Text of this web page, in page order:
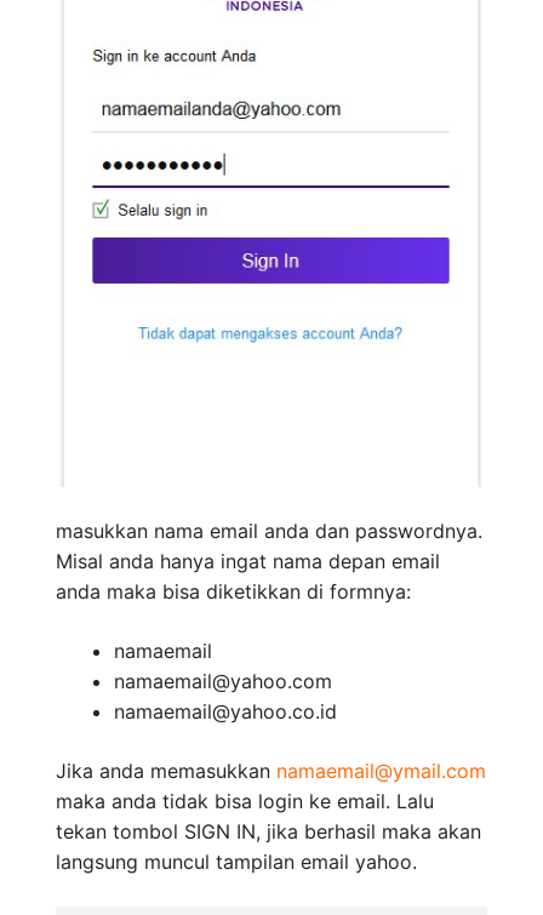
masukkan nama email anda dan passwordnya.
Misal anda hanya ingat nama depan email
anda maka bisa diketikkan di formnya:
namaemail
namaemail@yahoo.com
namaemail@yahoo.co.id
Jika anda memasukkan namaemail@ymail.com
maka anda tidak bisa login ke email. Lalu
tekan tombol SIGN IN, jika berhasil maka akan
langsung muncul tampilan email yahoo.